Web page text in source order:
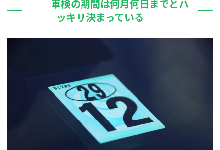
車検の期間は何月何日までとハ
ッキリ決まっている